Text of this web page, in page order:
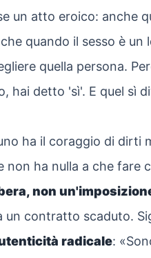
un atto eroico: anche
quando il sesso è
quella persona.
hai detto 'sì'. E quel sì
ha il coraggio di dirti
non ha nulla a che fare
non
contratto scaduto.
radicale: